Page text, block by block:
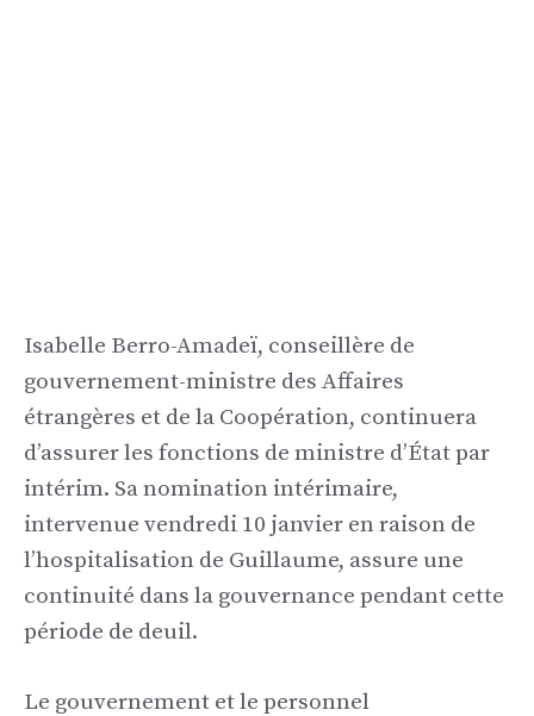
Isabelle Berro-Amadeï, conseillère de
gouvernement-ministre des Affaires
étrangères et de la Coopération, continuera
d’assurer les fonctions de ministre d’État par
intérim. Sa nomination intérimaire,
intervenue vendredi 10 janvier en raison de
l’hospitalisation de Guillaume, assure une
continuité dans la gouvernance pendant cette
période de deuil.
Le gouvernement et le personnel